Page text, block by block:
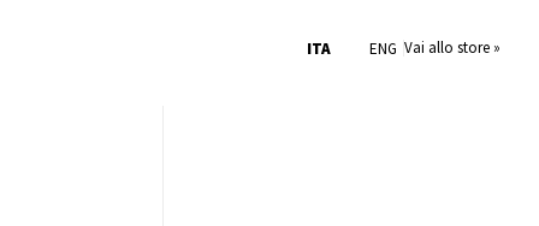
ITA ENG Vai allo store »